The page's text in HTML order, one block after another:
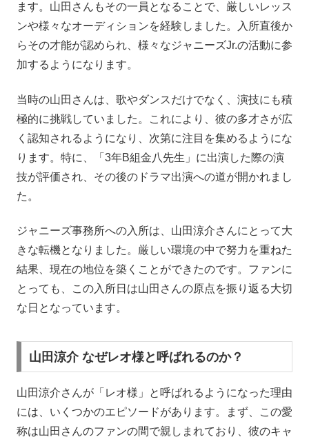
ます。山田さんもその一員となることで、厳しいレッス
ンや様々なオーディションを経験しました。入所直後か
らその才能が認められ、様々なジャニーズJr.の活動に参
加するようになります。
当時の山田さんは、歌やダンスだけでなく、演技にも積
極的に挑戦していました。これにより、彼の多才さが広
く認知されるようになり、次第に注目を集めるようにな
ります。特に、「3年B組金八先生」に出演した際の演
技が評価され、その後のドラマ出演への道が開かれまし
た。
ジャニーズ事務所への入所は、山田涼介さんにとって大
きな転機となりました。厳しい環境の中で努力を重ねた
結果、現在の地位を築くことができたのです。ファンに
とっても、この入所日は山田さんの原点を振り返る大切
な日となっています。
山田涼介 なぜレオ様と呼ばれるのか？
山田涼介さんが「レオ様」と呼ばれるようになった理由
には、いくつかのエピソードがあります。まず、この愛
称は山田さんのファンの間で親しまれており、彼のキャ